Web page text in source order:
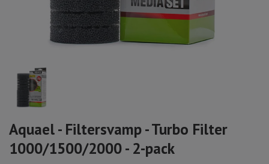
Aquael - Filtersvamp - Turbo Filter
1000/1500/2000 - 2-pack